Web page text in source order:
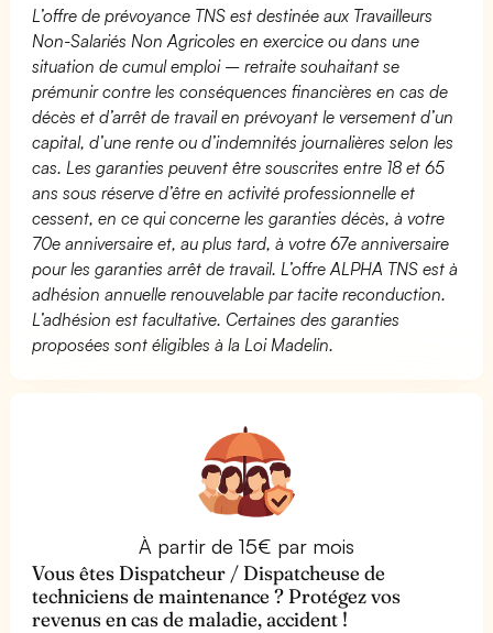
L’offre de prévoyance TNS est destinée aux Travailleurs
Non-Salariés Non Agricoles en exercice ou dans une
situation de cumul emploi – retraite souhaitant se
prémunir contre les conséquences financières en cas de
décès et d’arrêt de travail en prévoyant le versement d’un
capital, d’une rente ou d’indemnités journalières selon les
cas. Les garanties peuvent être souscrites entre 18 et 65
ans sous réserve d’être en activité professionnelle et
cessent, en ce qui concerne les garanties décès, à votre
70e anniversaire et, au plus tard, à votre 67e anniversaire
pour les garanties arrêt de travail. L’offre ALPHA TNS est à
adhésion annuelle renouvelable par tacite reconduction.
L’adhésion est facultative. Certaines des garanties
proposées sont éligibles à la Loi Madelin.
À partir de 15€ par mois
Vous êtes Dispatcheur / Dispatcheuse de
techniciens de maintenance ? Protégez vos
revenus en cas de maladie, accident !